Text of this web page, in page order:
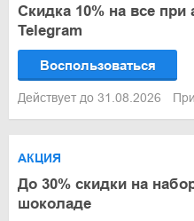
Скидка 10% на все при
Telegram
Воспользоваться
Действует до 31.08.2026
АКЦИЯ
До 30% скидки на
шоколаде